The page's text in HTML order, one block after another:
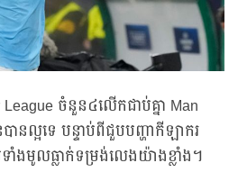
ចំនួន៤លើកជាប់គ្នា Man
ានល្អទេ បន្ទាប់ពីជួបបញ្ហាកីឡាករ
ងមូលធ្លាក់ទម្រង់លេងយ៉ាងខ្លាំង។